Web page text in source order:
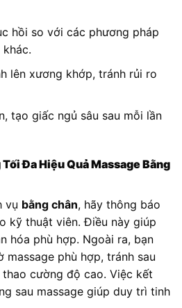
hồi so với các phương pháp
lên xương khớp, tránh rủi ro
tạo giấc ngủ sâu sau mỗi lần
Đa Hiệu Quả Massage Bằng
vụ bằng chân, hãy thông báo
kỹ thuật viên. Điều này giúp
hóa phù hợp. Ngoài ra, bạn
massage phù hợp, tránh sau
cường độ cao. Việc kết
sau massage giúp duy trì tinh